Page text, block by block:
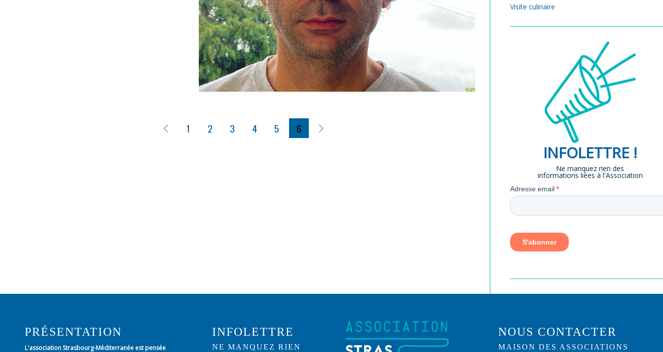
1 2 3 4 5 6
Visite culinaire
INFOLETTRE !
Ne manquez rien des
informations liées à l'Association
PRÉSENTATION
L'association Strasbourg-Méditerranée est pensée
INFOLETTRE
NE MANQUEZ RIEN
NOUS CONTACTER
MAISON DES ASSOCIATIONS